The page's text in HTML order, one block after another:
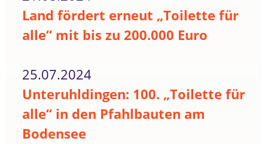
Land fördert erneut „Toilette für
alle“ mit bis zu 200.000 Euro
25.07.2024
Unteruhldingen: 100. „Toilette für
alle“ in den Pfahlbauten am
Bodensee